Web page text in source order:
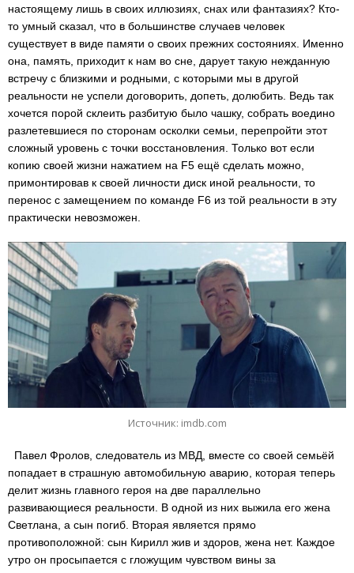
настоящему лишь в своих иллюзиях, снах или фантазиях? Кто-
то умный сказал, что в большинстве случаев человек
существует в виде памяти о своих прежних состояниях. Именно
она, память, приходит к нам во сне, дарует такую нежданную
встречу с близкими и родными, с которыми мы в другой
реальности не успели договорить, допеть, долюбить. Ведь так
хочется порой склеить разбитую было чашку, собрать воедино
разлетевшиеся по сторонам осколки семьи, перепройти этот
сложный уровень с точки восстановления. Только вот если
копию своей жизни нажатием на F5 ещё сделать можно,
примонтировав к своей личности диск иной реальности, то
перенос с замещением по команде F6 из той реальности в эту
практически невозможен.
Источник: imdb.com
Павел Фролов, следователь из МВД, вместе со своей семьёй
попадает в страшную автомобильную аварию, которая теперь
делит жизнь главного героя на две параллельно
развивающиеся реальности. В одной из них выжила его жена
Светлана, а сын погиб. Вторая является прямо
противоположной: сын Кирилл жив и здоров, жена нет. Каждое
утро он просыпается с гложущим чувством вины за